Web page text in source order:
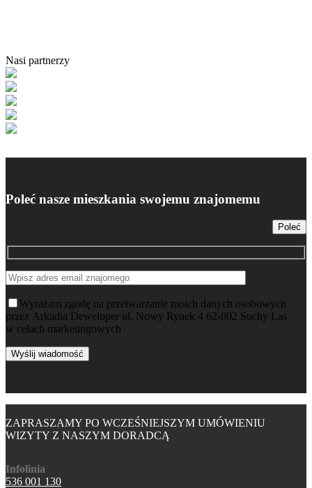
Nasi partnerzy
Poleć nasze mieszkania swojemu znajomemu
Poleć
Wyrażam zgodę na przetwarzanie moich danych osobowych
przez Arkadia Deweloper ul. Nowy Rynek 4 62-002 Suchy Las
w celach marketingowych
ZAPRASZAMY PO WCZEŚNIEJSZYM UMÓWIENIU
WIZYTY Z NASZYM DORADCĄ
Infolinia
536 001 130